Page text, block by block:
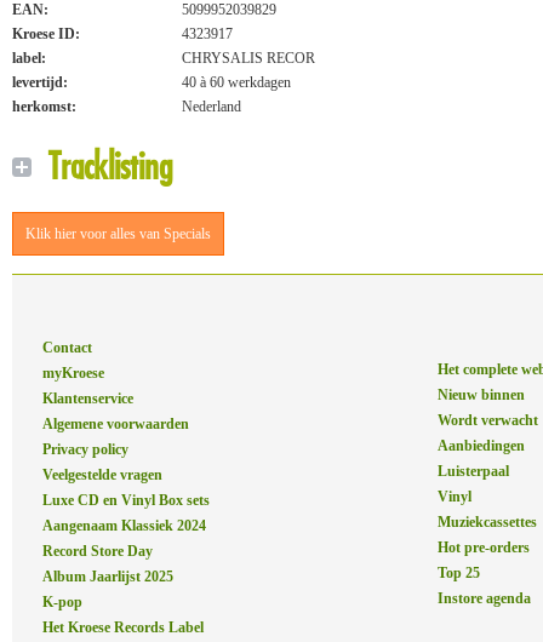
EAN:
5099952039829
Kroese ID:
4323917
label:
CHRYSALIS RECOR
levertijd:
40 à 60 werkdagen
herkomst:
Nederland
Tracklisting
Klik hier voor alles van Specials
Contact
myKroese
Klantenservice
Algemene voorwaarden
Privacy policy
Veelgestelde vragen
Luxe CD en Vinyl Box sets
Aangenaam Klassiek 2024
Record Store Day
Album Jaarlijst 2025
K-pop
Het Kroese Records Label
Het complete
Nieuw binnen
Wordt verwacht
Aanbiedingen
Luisterpaal
Vinyl
Muziekcassettes
Hot pre-orders
Top 25
Instore agenda